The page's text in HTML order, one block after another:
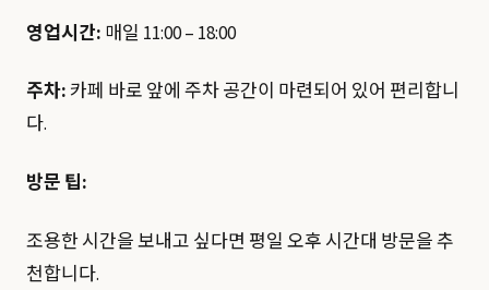
영업시간: 매일 11:00 – 18:00
주차: 카페 바로 앞에 주차 공간이 마련되어 있어 편리합니
다.
방문 팁:
조용한 시간을 보내고 싶다면 평일 오후 시간대 방문을 추
천합니다.